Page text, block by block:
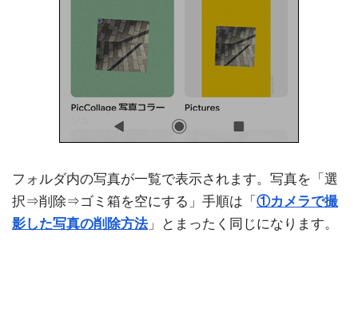
フォルダ内の写真が一覧で表示されます。写真を「選
択⇒削除⇒ゴミ箱を空にする」手順は「 ①カメラで撮
影した写真の削除方法」とまったく同じになります。